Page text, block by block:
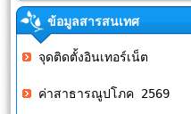
ข้อมูลสารสนเทศ
จุดติดตั้งอินเทอร์เน็ต
ค่าสาธารณูปโภค 2569